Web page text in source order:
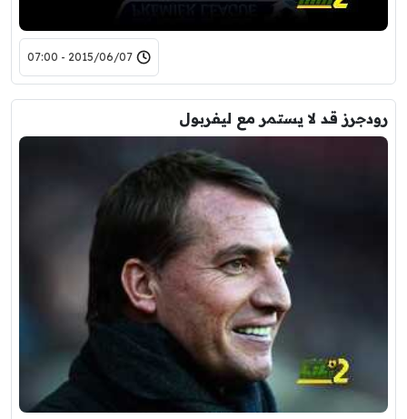
2015/06/07 - 07:00
رودجرز قد لا يستمر مع ليفربول